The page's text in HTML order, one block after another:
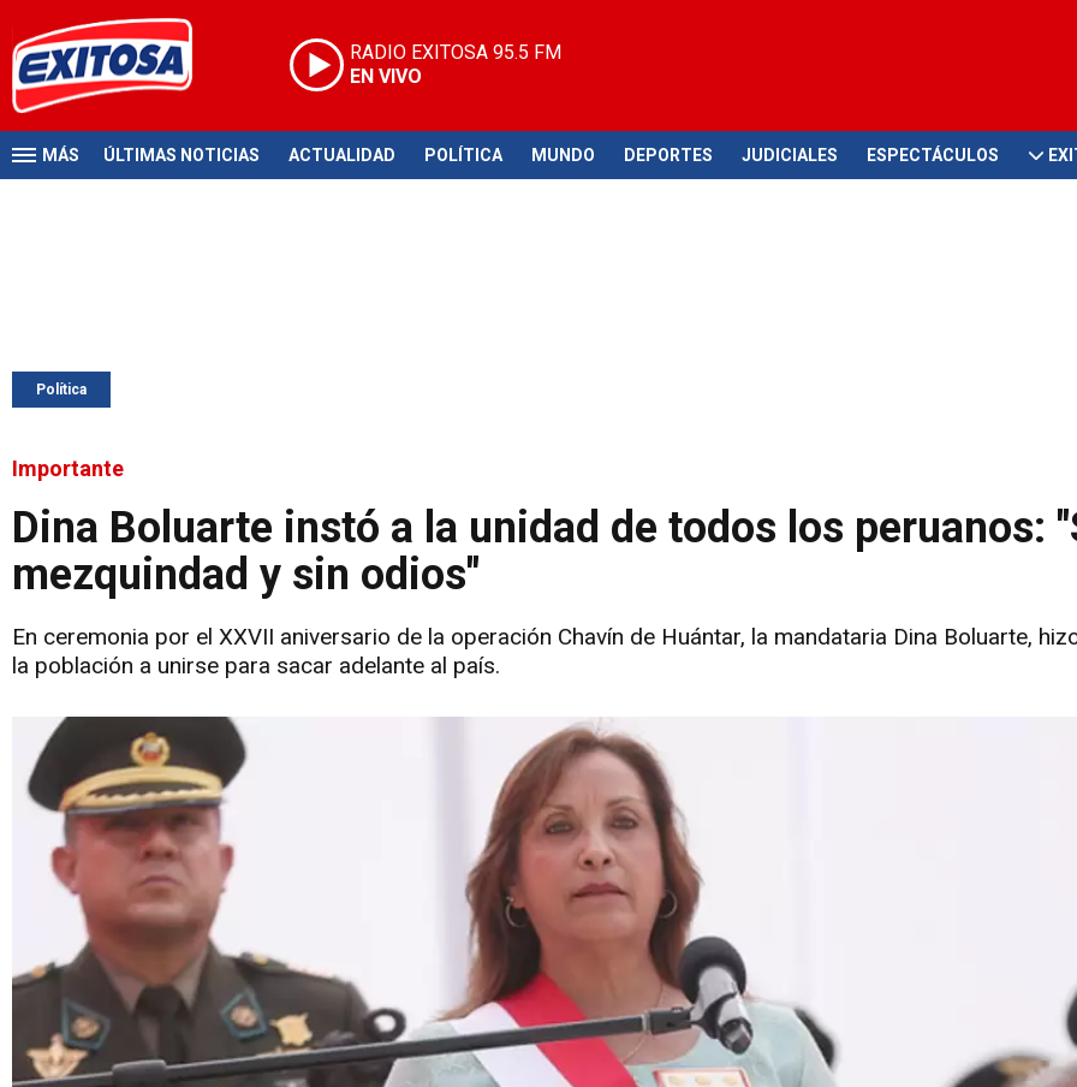
RADIO EXITOSA 95.5 FM
EN VIVO
MÁS ÚLTIMAS NOTICIAS ACTUALIDAD POLÍTICA MUNDO DEPORTES JUDICIALES ESPECTÁCULOS
Política
Importante
Dina Boluarte instó a la unidad de todos los peruanos:
mezquindad y sin odios"
En ceremonia por el XXVII aniversario de la operación Chavín de Huántar, la mandataria Dina Boluarte,
la población a unirse para sacar adelante al país.